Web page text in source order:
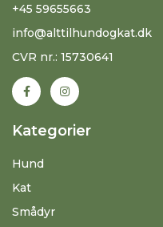
+45 59655663
info@alttilhundogkat.dk
CVR nr.: 15730641
Kategorier
Hund
Kat
Smådyr